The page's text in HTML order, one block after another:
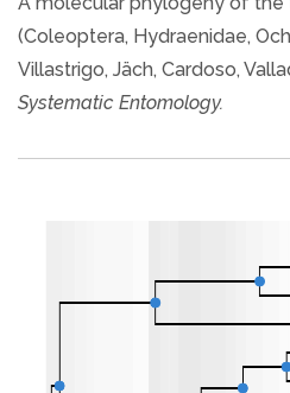
(Coleoptera, Hydraenidae,
Villastrigo, Jäch, Cardoso,
Systematic Entomology.